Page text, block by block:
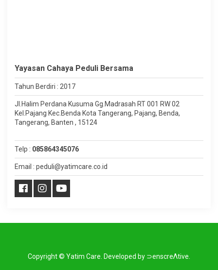
Yayasan Cahaya Peduli Bersama
Tahun Berdiri : 2017
Jl.Halim Perdana Kusuma Gg.Madrasah RT 001 RW 02
Kel.Pajang Kec.Benda Kota Tangerang, Pajang, Benda,
Tangerang, Banten , 15124
Telp : 085864345076
Email : peduli@yatimcare.co.id
Copyright © Yatim Care Developed by ⊃enscreΛtive